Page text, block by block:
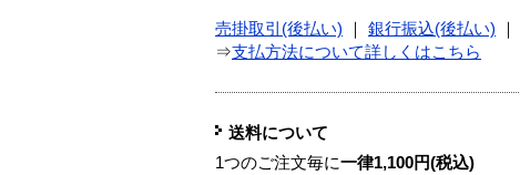
売掛取引(後払い) 銀行振込(後払い)
⇒支払方法について詳しくはこちら
送料について
1つのご注文毎に一律1,100円(税込)